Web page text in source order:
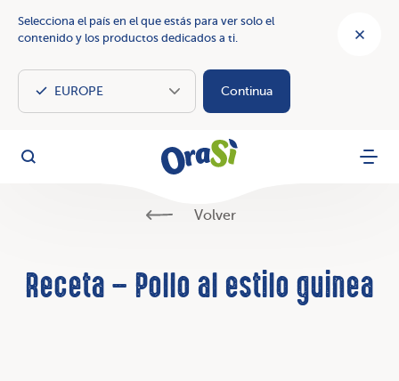
Selecciona el país en el que estás para ver solo el
contenido y los productos dedicados a ti.
Continua
OraSì
Busca Menu
Volver
Receta – Pollo al estilo guinea